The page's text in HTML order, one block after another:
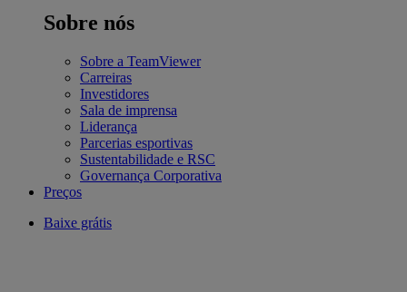
Sobre nós
Sobre a TeamViewer
Carreiras
Investidores
Sala de imprensa
Liderança
Parcerias esportivas
Sustentabilidade e RSC
Governança Corporativa
Preços
Baixe grátis